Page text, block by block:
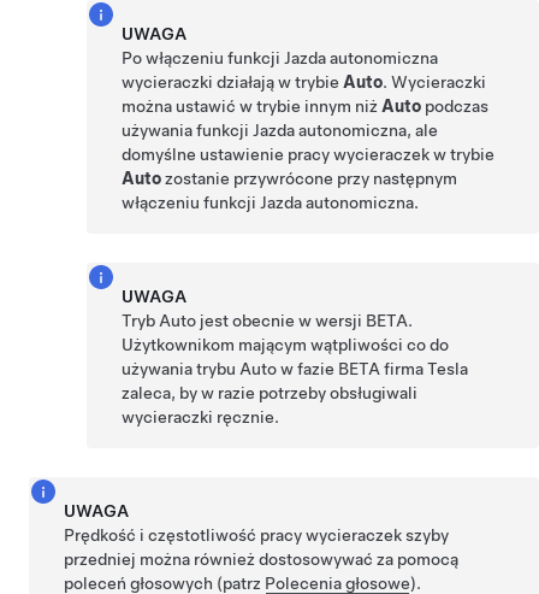
UWAGA
Po włączeniu funkcji Jazda autonomiczna
wycieraczki działają w trybie Auto. Wycieraczki
można ustawić w trybie innym niż Auto podczas
używania funkcji Jazda autonomiczna, ale
domyślne ustawienie pracy wycieraczek w trybie
Autozostanie przywrócone przy następnym
włączeniu funkcji Jazda autonomiczna.
UWAGA
Tryb Auto jest obecnie w wersji BETA.
Użytkownikom mającym wątpliwości co do
używania trybu Auto w fazie BETA firma Tesla
zaleca, by w razie potrzeby obsługiwali
wycieraczki ręcznie.
UWAGA
Prędkość i częstotliwość pracy wycieraczek szyby
przedniej można również dostosowywać za pomocą
poleceń głosowych (patrz Polecenia głosowe).